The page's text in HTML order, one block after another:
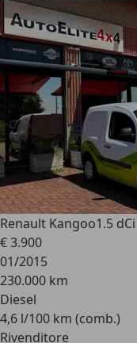
Renault Kangoo1.5
€ 3.900
01/2015
230.000 km
Diesel
4,6 l/100 km (comb.)
Rivenditore